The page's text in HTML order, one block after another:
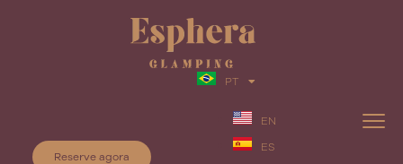
PT
EN
ES
Reserve agora